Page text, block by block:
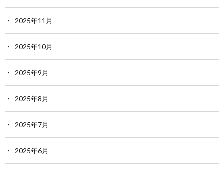
2025年11月
2025年10月
2025年9月
2025年8月
2025年7月
2025年6月